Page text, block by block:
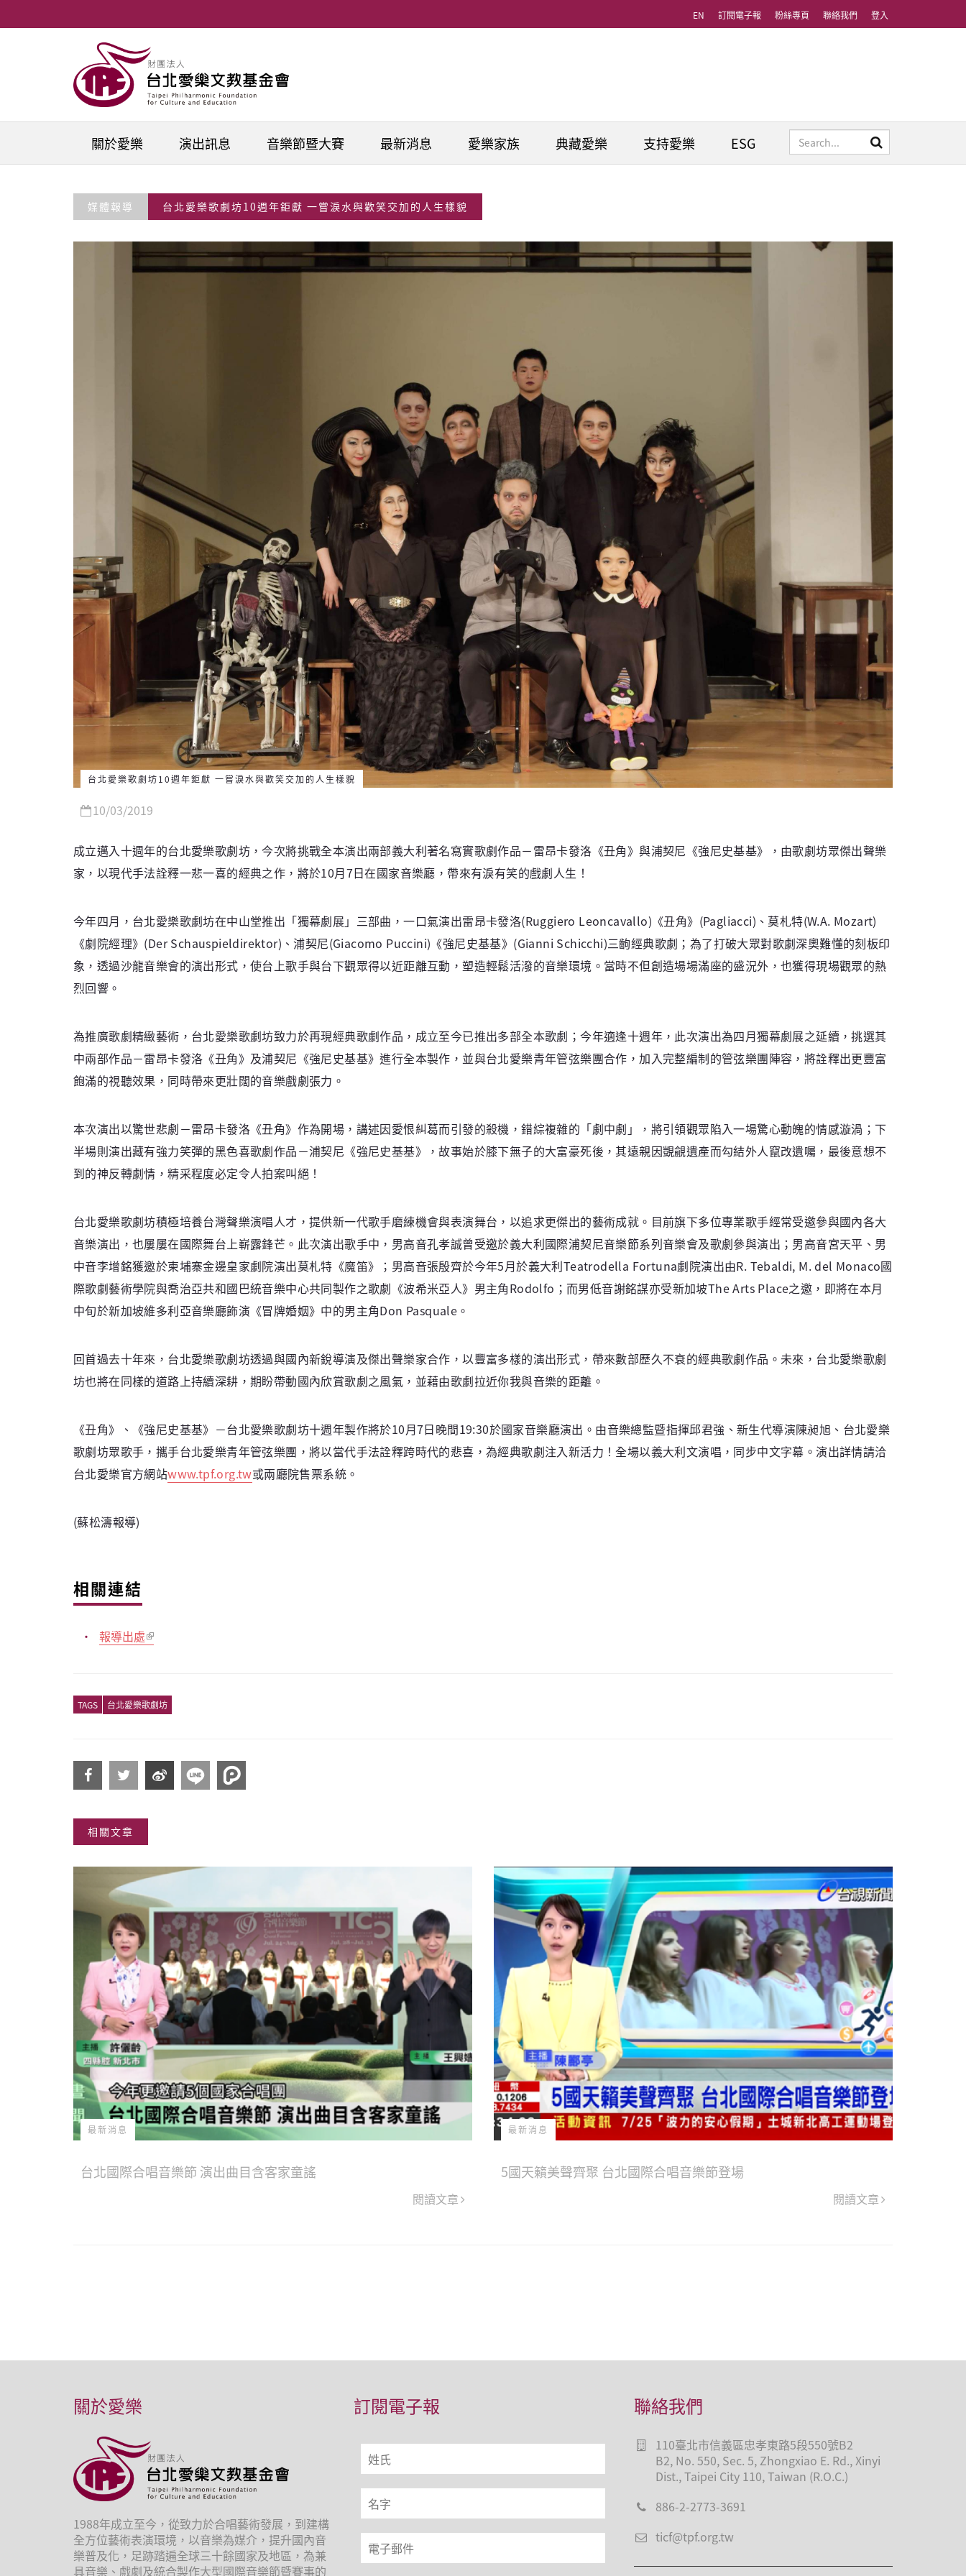
EN 訂閱電子報 粉絲專頁 聯絡我們 登入
關於愛樂 演出訊息 音樂節暨大賽 最新消息 愛樂家族 典藏愛樂 支持愛樂 ESG
媒體報導 台北愛樂歌劇坊10週年鉅獻 一嘗淚水與歡笑交加的人生樣貌
台北愛樂歌劇坊10週年鉅獻 一嘗淚水與歡笑交加的人生樣貌
10/03/2019
成立邁入十週年的台北愛樂歌劇坊，今次將挑戰全本演出兩部義大利著名寫實歌劇作品－雷昂卡發洛《丑角》與浦契尼《強尼史基基》，由歌劇坊眾傑出聲樂
家，以現代手法詮釋一悲一喜的經典之作，將於10月7日在國家音樂廳，帶來有淚有笑的戲劇人生！
今年四月，台北愛樂歌劇坊在中山堂推出「獨幕劇展」三部曲，一口氣演出雷昂卡發洛(Ruggiero Leoncavallo)《丑角》(Pagliacci)、莫札特(W.A. Mozart)
《劇院經理》(Der Schauspieldirektor)、浦契尼(Giacomo Puccini)《強尼史基基》(Gianni Schicchi)三齣經典歌劇；為了打破大眾對歌劇深奧難懂的刻板印
象，透過沙龍音樂會的演出形式，使台上歌手與台下觀眾得以近距離互動，塑造輕鬆活潑的音樂環境。當時不但創造場場滿座的盛況外，也獲得現場觀眾的熱
烈回響。
為推廣歌劇精緻藝術，台北愛樂歌劇坊致力於再現經典歌劇作品，成立至今已推出多部全本歌劇；今年適逢十週年，此次演出為四月獨幕劇展之延續，挑選其
中兩部作品－雷昂卡發洛《丑角》及浦契尼《強尼史基基》進行全本製作，並與台北愛樂青年管弦樂團合作，加入完整編制的管弦樂團陣容，將詮釋出更豐富
飽滿的視聽效果，同時帶來更壯闊的音樂戲劇張力。
本次演出以驚世悲劇－雷昂卡發洛《丑角》作為開場，講述因愛恨糾葛而引發的殺機，錯綜複雜的「劇中劇」，將引領觀眾陷入一場驚心動魄的情感漩渦；下
半場則演出藏有強力笑彈的黑色喜歌劇作品－浦契尼《強尼史基基》，故事始於膝下無子的大富豪死後，其遠親因覬覦遺產而勾結外人竄改遺囑，最後意想不
到的神反轉劇情，精采程度必定令人拍案叫絕！
台北愛樂歌劇坊積極培養台灣聲樂演唱人才，提供新一代歌手磨練機會與表演舞台，以追求更傑出的藝術成就。目前旗下多位專業歌手經常受邀參與國內各大
音樂演出，也屢屢在國際舞台上嶄露鋒芒。此次演出歌手中，男高音孔孝誠曾受邀於義大利國際浦契尼音樂節系列音樂會及歌劇參與演出；男高音宮天平、男
中音李增銘獲邀於柬埔寨金邊皇家劇院演出莫札特《魔笛》；男高音張殷齊於今年5月於義大利Teatrodella Fortuna劇院演出由R. Tebaldi, M. del Monaco國
際歌劇藝術學院與喬治亞共和國巴統音樂中心共同製作之歌劇《波希米亞人》男主角Rodolfo；而男低音謝銘謀亦受新加坡The Arts Place之邀，即將在本月
中旬於新加坡維多利亞音樂廳飾演《冒牌婚姻》中的男主角Don Pasquale。
回首過去十年來，台北愛樂歌劇坊透過與國內新銳導演及傑出聲樂家合作，以豐富多樣的演出形式，帶來數部歷久不衰的經典歌劇作品。未來，台北愛樂歌劇
坊也將在同樣的道路上持續深耕，期盼帶動國內欣賞歌劇之風氣，並藉由歌劇拉近你我與音樂的距離。
《丑角》、《強尼史基基》－台北愛樂歌劇坊十週年製作將於10月7日晚間19:30於國家音樂廳演出。由音樂總監暨指揮邱君強、新生代導演陳昶旭、台北愛樂
歌劇坊眾歌手，攜手台北愛樂青年管弦樂團，將以當代手法詮釋跨時代的悲喜，為經典歌劇注入新活力！全場以義大利文演唱，同步中文字幕。演出詳情請洽
台北愛樂官方網站www.tpf.org.tw或兩廳院售票系統。
(蘇松濤報導)
相關連結
報導出處
TAGS 台北愛樂歌劇坊
到
相關文章
最新消息
台北國際合唱音樂節 演出曲目含客家童謠
閱讀文章
最新消息
5國天籟美聲齊聚 台北國際合唱音樂節登場
閱讀文章
關於愛樂
1988年成立至今，從致力於合唱藝術發展，到建構
全方位藝術表演環境，以音樂為媒介，提升國內音
樂普及化，足跡踏遍全球三十餘國家及地區，為兼
具音樂、戲劇及統合製作大型國際音樂節暨賽事的
訂閱電子報 聯絡我們
110臺北市信義區忠孝東路5段550號B2
B2, No. 550, Sec. 5, Zhongxiao E. Rd., Xinyi
Dist., Taipei City 110, Taiwan (R.O.C.)
886-2-2773-3691
ticf@tpf.org.tw